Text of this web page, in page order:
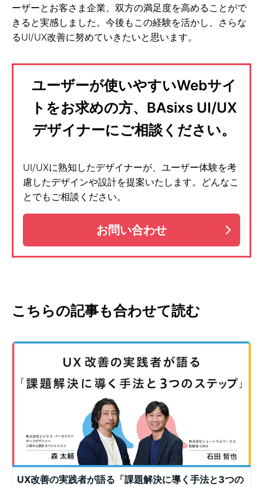
ーザーとお客さま企業、双方の満足度を高めることがで
きると実感しました。今後もこの経験を活かし、さらな
るUI/UX改善に努めていきたいと思います。
ユーザーが使いやすいWebサイ
トをお求めの方、BAsixs UI/UX
デザイナーにご相談ください。
UI/UXに熟知したデザイナーが、ユーザー体験を考
慮したデザインや設計を提案いたします。どんなこ
とでもご相談ください。
お問い合わせ
こちらの記事も合わせて読む
UX改善の実践者が語る「課題解決に導く手法と3つの